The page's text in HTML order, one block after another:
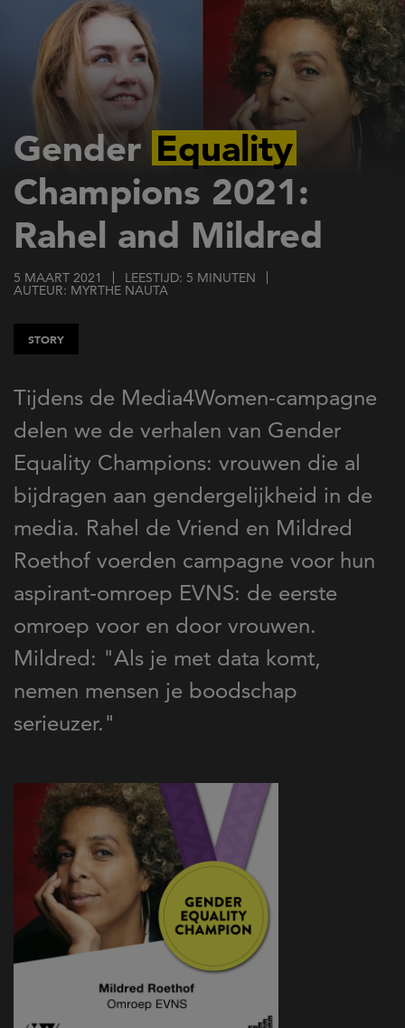
Overslaan
inhoud
gaan
Gender Equality
Champions 2021:
Rahel and Mildred
5 MAART 2021 LEESTIJD: 5 MINUTEN
AUTEUR: MYRTHE NAUTA
STORY
Tijdens de Media4Women-campagne
delen we de verhalen van Gender
Equality Champions: vrouwen die al
bijdragen aan gendergelijkheid in de
media. Rahel de Vriend en Mildred
Roethof voerden campagne voor hun
aspirant-omroep EVNS: de eerste
omroep voor en door vrouwen.
Mildred: "Als je met data komt,
nemen mensen je boodschap
serieuzer."